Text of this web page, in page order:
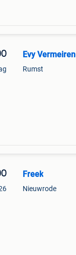
Evy Vermeiren
Rumst
Freek
Nieuwrode